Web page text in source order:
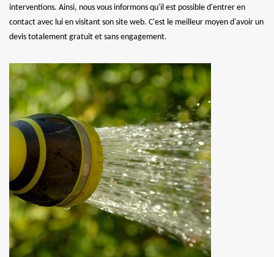
interventions. Ainsi, nous vous informons qu'il est possible d'entrer en
contact avec lui en visitant son site web. C'est le meilleur moyen d'avoir un
devis totalement gratuit et sans engagement.